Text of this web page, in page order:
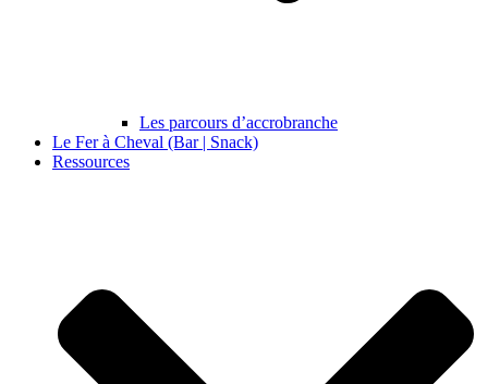
Les parcours d’accrobranche
Le Fer à Cheval (Bar | Snack)
Ressources